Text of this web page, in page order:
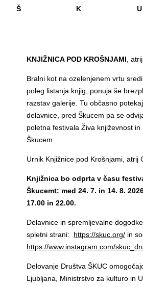
Š K
KNJIŽNICA POD KROŠNJAMI ,
Bralni kot na ozelenjenem vrtu
poleg listanja knjig, ponuja še
razstav galerije. Tu občasno
delavnice, pred Škucem pa se
poletna festivala Živa književnost in
Škucem.
Urnik Knjižnice pod Krošnjami, atrij
Knjižnica bo odprta v času
Škucemt: med 24. 7. in 14. 8.
17.00 in 22.00.
Delavnice in spremljevalne
spletni strani: https://skuc.org/ in
https://www.instagram.com/
Delovanje Društva ŠKUC
Ljubljana, Ministrstvo za kulturo in